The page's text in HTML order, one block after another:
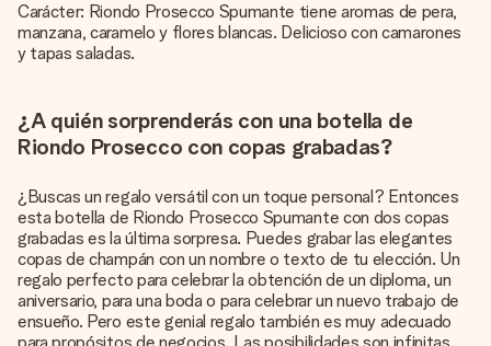
Carácter: Riondo Prosecco Spumante tiene aromas de pera,
manzana, caramelo y flores blancas. Delicioso con camarones
y tapas saladas.
¿A quién sorprenderás con una botella de
Riondo Prosecco con copas grabadas?
¿Buscas un regalo versátil con un toque personal? Entonces
esta botella de Riondo Prosecco Spumante con dos copas
grabadas es la última sorpresa. Puedes grabar las elegantes
copas de champán con un nombre o texto de tu elección. Un
regalo perfecto para celebrar la obtención de un diploma, un
aniversario, para una boda o para celebrar un nuevo trabajo de
ensueño. Pero este genial regalo también es muy adecuado